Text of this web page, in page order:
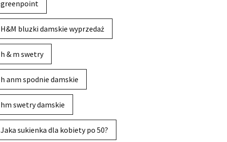
greenpoint
H&M bluzki damskie wyprzedaż
h & m swetry
h anm spodnie damskie
hm swetry damskie
Jaka sukienka dla kobiety po 50?